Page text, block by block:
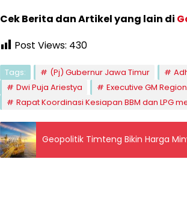
Cek Berita dan Artikel yang lain di
Post Views: 430
Tags: (Pj) Gubernur Jawa Timur
Dwi Puja Ariestya
Executive GM
Rapat Koordinasi Kesiapan BBM dan LPG
Geopolitik Timteng Bikin Harga